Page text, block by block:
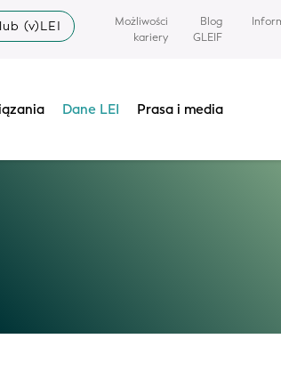
(v)LEI
Możliwości
kariery
Blog
GLEIF
Dane LEI Prasa i media